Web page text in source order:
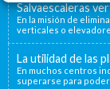
Salvaescaleras
En la misión de
verticales o
La utilidad de las
En muchos centros
superarse para poder